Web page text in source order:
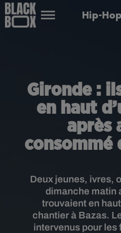
Hip-
Gironde :
en haut
après
consommé
Deux jeunes, ivres,
dimanche matin
trouvaient en
chantier à Bazas.
intervenus pour les